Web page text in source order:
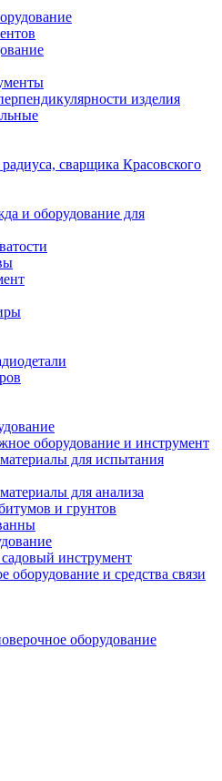
изделия
сварщика Красовского
и оборудование для
оборудование и инструмент
для испытания
для анализа
и грунтов
инструмент
оборудование и средства связи
оборудование